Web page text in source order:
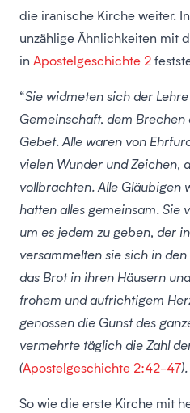
die iranische Kirche weiter.
unzählige Ähnlichkeiten mit
in Apostelgeschichte 2
“Sie widmeten sich der
Gemeinschaft, dem Brechen
Gebet. Alle waren von
vielen Wunder und Zeichen,
vollbrachten. Alle Gläubigen
hatten alles gemeinsam. Sie
um es jedem zu geben, der
versammelten sie sich in
das Brot in ihren Häusern
frohem und aufrichtigem
genossen die Gunst des
vermehrte täglich die Zahl
(Apostelgeschichte 2:42-47).
So wie die erste Kirche mit